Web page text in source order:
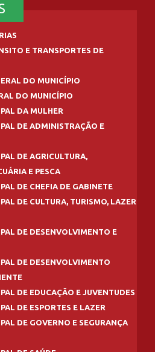
E TRANSPORTES DE
DO MUNICÍPIO
DO MUNICÍPIO
DA MULHER
DE ADMINISTRAÇÃO E
DE AGRICULTURA,
E PESCA
DE CHEFIA DE GABINETE
DE CULTURA, TURISMO, LAZER
DE DESENVOLVIMENTO E
DE DESENVOLVIMENTO
DE EDUCAÇÃO E JUVENTUDES
DE ESPORTES E LAZER
DE GOVERNO E SEGURANÇA